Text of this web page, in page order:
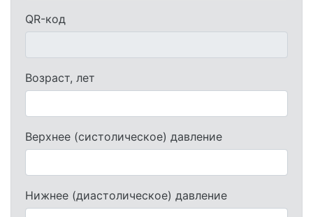
QR-код
Возраст, лет
Верхнее (систолическое) давление
Нижнее (диастолическое) давление